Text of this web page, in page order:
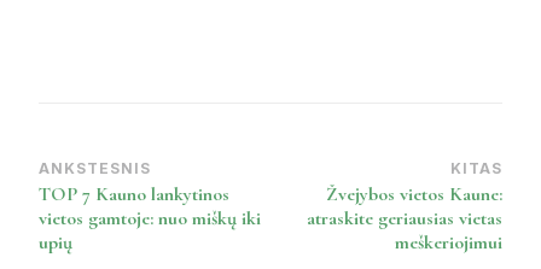
Post
Navigation
ANKSTESNIS
TOP 7 Kauno lankytinos
vietos gamtoje: nuo miškų iki
upių
KITAS
Žvejybos vietos Kaune:
atraskite geriausias vietas
meškeriojimui